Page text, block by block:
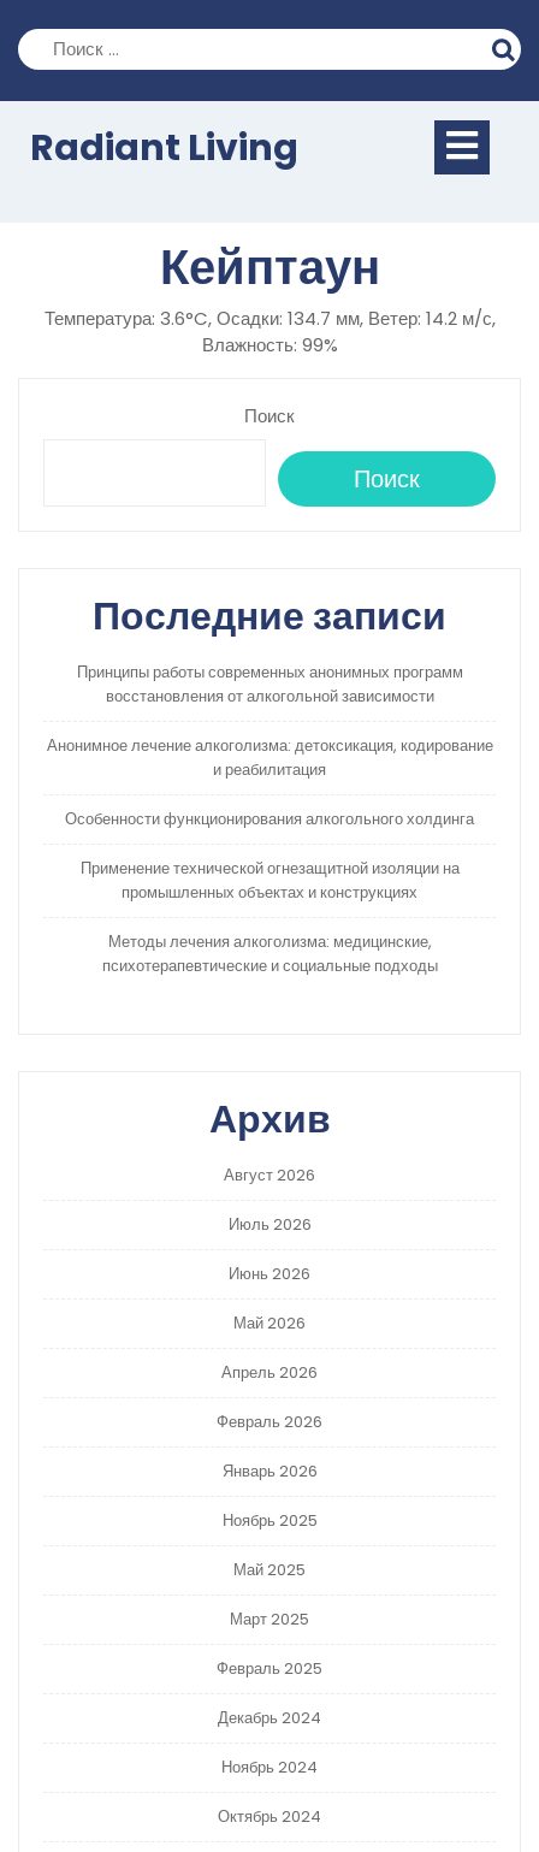
содержимому
Radiant Living
Кейптаун
Температура: 3.6°C, Осадки: 134.7 мм, Ветер: 14.2 м/с,
Влажность: 99%
Поиск
Поиск
Последние записи
Принципы работы современных анонимных программ
восстановления от алкогольной зависимости
Анонимное лечение алкоголизма: детоксикация, кодирование
и реабилитация
Особенности функционирования алкогольного холдинга
Применение технической огнезащитной изоляции на
промышленных объектах и конструкциях
Методы лечения алкоголизма: медицинские,
психотерапевтические и социальные подходы
Архив
Август 2026
Июль 2026
Июнь 2026
Май 2026
Апрель 2026
Февраль 2026
Январь 2026
Ноябрь 2025
Май 2025
Март 2025
Февраль 2025
Декабрь 2024
Ноябрь 2024
Октябрь 2024